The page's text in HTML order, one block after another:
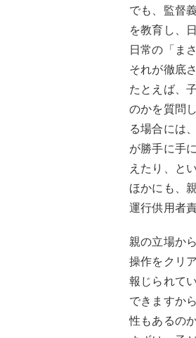
でも、監督
を教育し、
日常の「ま
それが徹底
たとえば、
のかを質問
る場合には
が勝手に手
えたり、と
ほかにも、
運行供用者
親の立場か
操作をクリ
報じられて
できますか
性もあるの